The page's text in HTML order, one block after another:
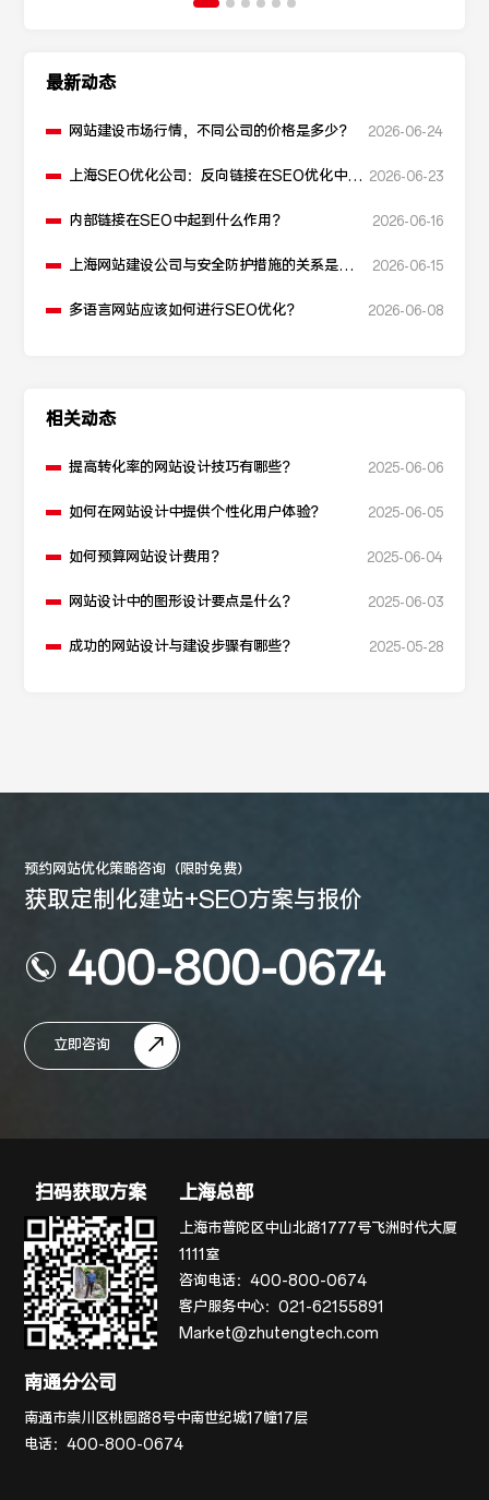
最新动态
网站建设市场行情，不同公司的价格是多少？ 2026-06-24
上海SEO优化公司：反向链接在SEO优化中起 2026-06-23
内部链接在SEO中起到什么作用？ 2026-06-16
上海网站建设公司与安全防护措施的关系是什
2026-06-15
多语言网站应该如何进行SEO优化？ 2026-06-08
相关动态
提高转化率的网站设计技巧有哪些？ 2025-06-06
如何在网站设计中提供个性化用户体验？ 2025-06-05
如何预算网站设计费用？ 2025-06-04
网站设计中的图形设计要点是什么？ 2025-06-03
成功的网站设计与建设步骤有哪些？ 2025-05-28
预约网站优化策略咨询（限时免费）
获取定制化建站+SEO方案与报价
400-800-0674
立即咨询
扫码获取方案 上海总部
上海市普陀区中山北路1777号飞洲时代大厦
1111室
咨询电话：400-800-0674
客户服务中心：021-62155891
Market@zhutengtech.com
南通分公司
南通市崇川区桃园路8号中南世纪城17幢17层
电话：400-800-0674